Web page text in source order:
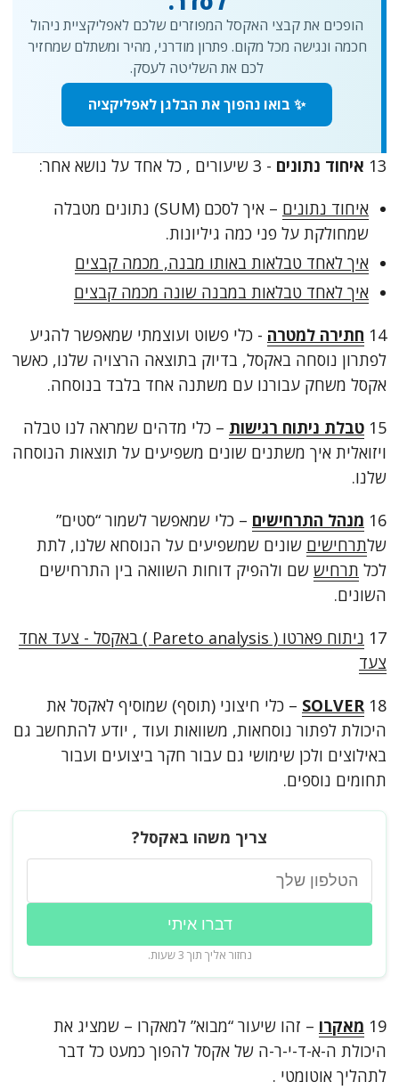
הופכים את קבצי האקסל המפוזרים שלכם לאפליקציית ניהול
חכמה ונגישה מכל מקום. פתרון מודרני, מהיר ומשתלם שמחזיר
לכם את השליטה לעסק.
✨ בואו נהפוך את הבלגן לאפליקציה
13 איחוד נתונים - 3 שיעורים , כל אחד על נושא אחר:
איחוד נתונים
– איך לסכם (SUM) נתונים מטבלה
שמחולקת על פני כמה גיליונות.
איך לאחד טבלאות באותו מבנה, מכמה קבצים
איך לאחד טבלאות במבנה שונה מכמה קבצים
14 חתירה למטרה - כלי פשוט ועוצמתי שמאפשר להגיע
לפתרון נוסחה באקסל, בדיוק בתוצאה הרצויה שלנו, כאשר
אקסל משחק עבורנו עם משתנה אחד בלבד בנוסחה.
15 טבלת ניתוח רגישות – כלי מדהים שמראה לנו טבלה
ויזואלית איך משתנים שונים משפיעים על תוצאות הנוסחה
שלנו.
16 מנהל התרחישים – כלי שמאפשר לשמור “סטים”
שלתרחישים שונים שמשפיעים על הנוסחא שלנו, לתת
לכל תרחיש שם ולהפיק דוחות השוואה בין התרחישים
השונים.
17
ניתוח פארטו ( Pareto analysis ) באקסל - צעד אחד
צעד
18
SOLVER – כלי חיצוני (תוסף) שמוסיף לאקסל את
היכולת לפתור נוסחאות, משוואות ועוד , יודע להתחשב גם
באילוצים ולכן שימושי גם עבור חקר ביצועים ועבור
תחומים נוספים.
צריך משהו באקסל?
דברו איתי
נחזור אליך תוך 3 שעות.
19 מאקרו – זהו שיעור “מבוא” למאקרו – שמציג את
היכולת ה-א-ד-י-ר-ה של אקסל להפוך כמעט כל דבר
לתהליך אוטומטי .